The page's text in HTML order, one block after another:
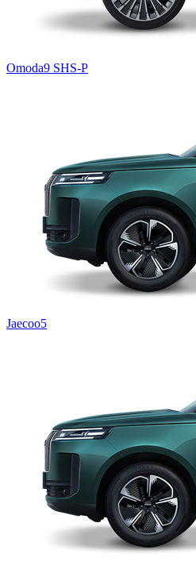
Omoda9 SHS-P
Jaecoo5